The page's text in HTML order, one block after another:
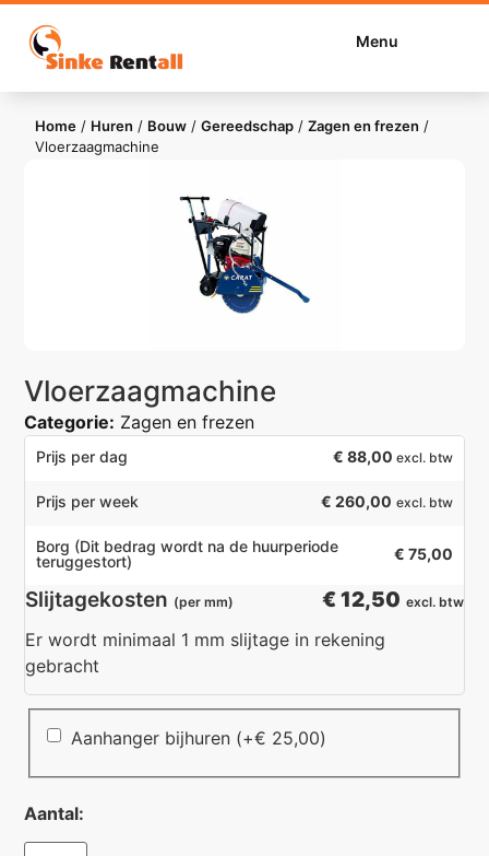
Menu
Home / Huren / Bouw /Gereedschap /Zagen en frezen /
Vloerzaagmachine
Vloerzaagmachine
Categorie: Zagen en frezen
Prijs per dag € 88,00 excl. btw
Prijs per week € 260,00 excl. btw
Borg (Dit bedrag wordt na de huurperiode
teruggestort)
€ 75,00
Slijtagekosten (per mm) € 12,50 excl. btw
Er wordt minimaal 1 mm slijtage in rekening
gebracht
Aanhanger bijhuren (+€ 25,00)
Aantal: